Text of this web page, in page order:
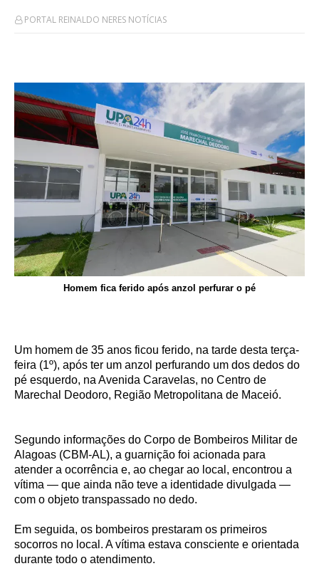
PORTAL REINALDO NERES NOTÍCIAS
Homem fica ferido após anzol perfurar o pé
Um homem de 35 anos ficou ferido, na tarde desta terça-
feira (1º), após ter um anzol perfurando um dos dedos do
pé esquerdo, na Avenida Caravelas, no Centro de
Marechal Deodoro, Região Metropolitana de Maceió.
Segundo informações do Corpo de Bombeiros Militar de
Alagoas (CBM-AL), a guarnição foi acionada para
atender a ocorrência e, ao chegar ao local, encontrou a
vítima — que ainda não teve a identidade divulgada —
com o objeto transpassado no dedo.
Em seguida, os bombeiros prestaram os primeiros
socorros no local. A vítima estava consciente e orientada
durante todo o atendimento.